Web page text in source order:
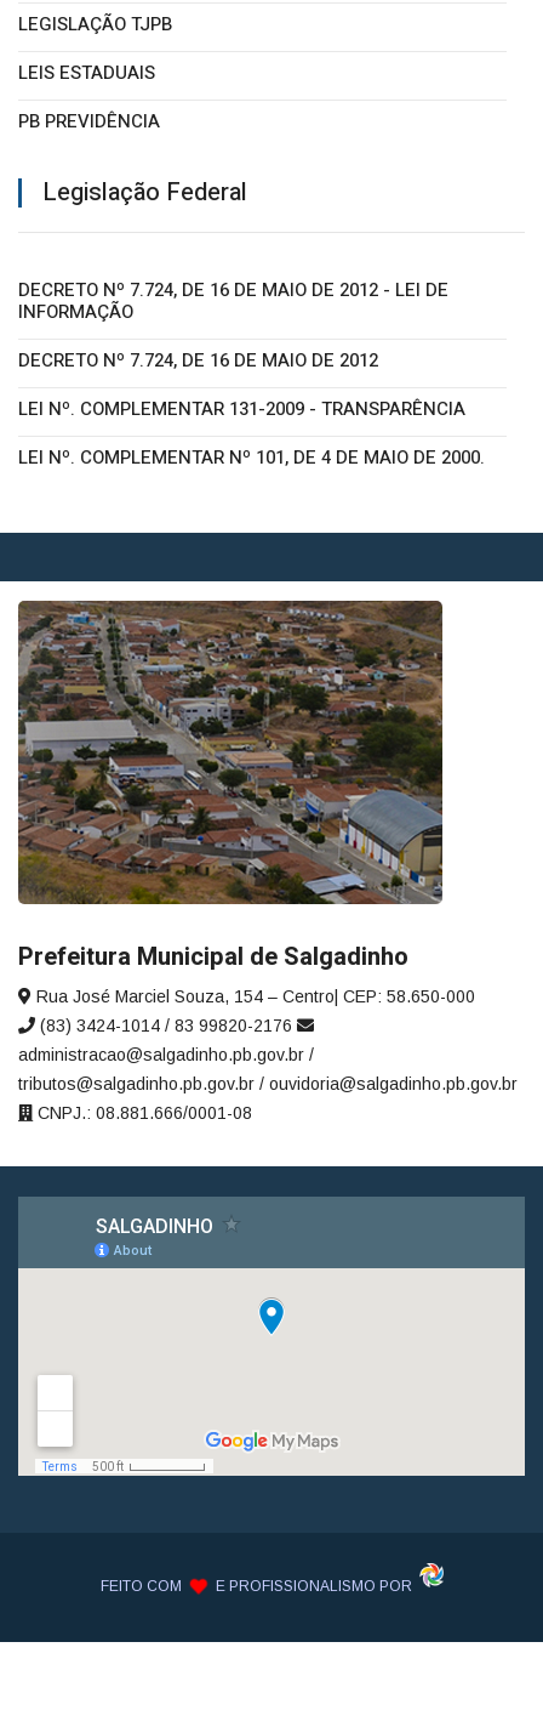
LEGISLAÇÃO TJPB
LEIS ESTADUAIS
PB PREVIDÊNCIA
Legislação Federal
DECRETO Nº 7.724, DE 16 DE MAIO DE 2012 - LEI DE
INFORMAÇÃO
DECRETO Nº 7.724, DE 16 DE MAIO DE 2012
LEI Nº. COMPLEMENTAR 131-2009 - TRANSPARÊNCIA
LEI Nº. COMPLEMENTAR Nº 101, DE 4 DE MAIO DE 2000.
Prefeitura Municipal de Salgadinho
Rua José Marciel Souza, 154 – Centro| CEP: 58.650-000
(83) 3424-1014 / 83 99820-2176
administracao@salgadinho.pb.gov.br /
tributos@salgadinho.pb.gov.br / ouvidoria@salgadinho.pb.gov.br
CNPJ.: 08.881.666/0001-08
FEITO COM E PROFISSIONALISMO POR